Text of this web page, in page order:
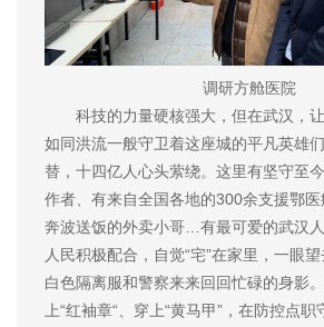
调研方舱医院
科技的力量硬核强大，但在武汉，让
如同洪流一般守卫着这座城的平凡英雄
替，十四亿人心头萦绕。这里有坚守至
作者、有来自全国各地的300余支援鄂
奔波送饭的外卖小哥…有最可爱的武汉
人民积极配合，自觉“宅”在家里，一眼
白色隔离服和警察来来回回忙碌的身影
上“红袖章“、穿上“黄马甲”，在防控点